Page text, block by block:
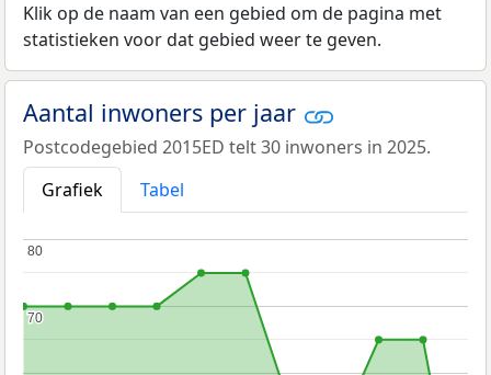
Klik op de naam van een gebied om de pagina met
statistieken voor dat gebied weer te geven.
Aantal inwoners per jaar
Postcodegebied 2015ED telt 30 inwoners in 2025.
Grafiek
Tabel
70
70
80
80